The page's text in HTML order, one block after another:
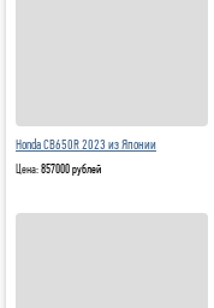
Honda CB650R 2023 из Японии
Цена:857000 рублей